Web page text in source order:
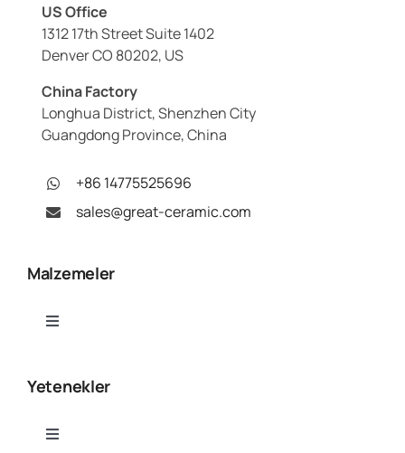
US Office
1312 17th Street Suite 1402
Denver CO 80202, US
China Factory
Longhua District, Shenzhen City
Guangdong Province, China
+86 14775525696
sales@great-ceramic.com
Malzemeler
Toggle
Alüminyum Nitrür (AlN)
Yetenekler
Toggle